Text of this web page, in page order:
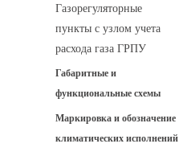
Газорегуляторные
пункты с узлом учета
расхода газа ГРПУ
Габаритные и
функциональные схемы
Маркировка и обозначение
климатических исполнений